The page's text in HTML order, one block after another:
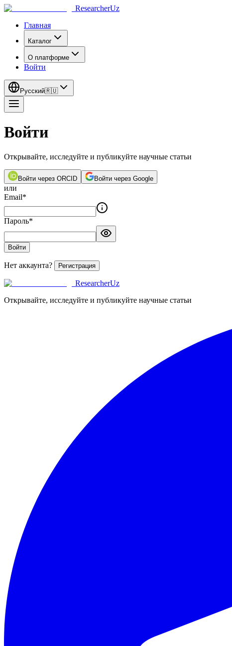
ResearcherUz
Главная
Каталог
О платформе
Войти
Русский🇷🇺
Войти
Открывайте, исследуйте и публикуйте научные статьи
Войти через ORCID Войти через Google
или
Email*
Пароль*
Войти
Нет аккаунта? Регистрация
ResearcherUz
Открывайте, исследуйте и публикуйте научные статьи